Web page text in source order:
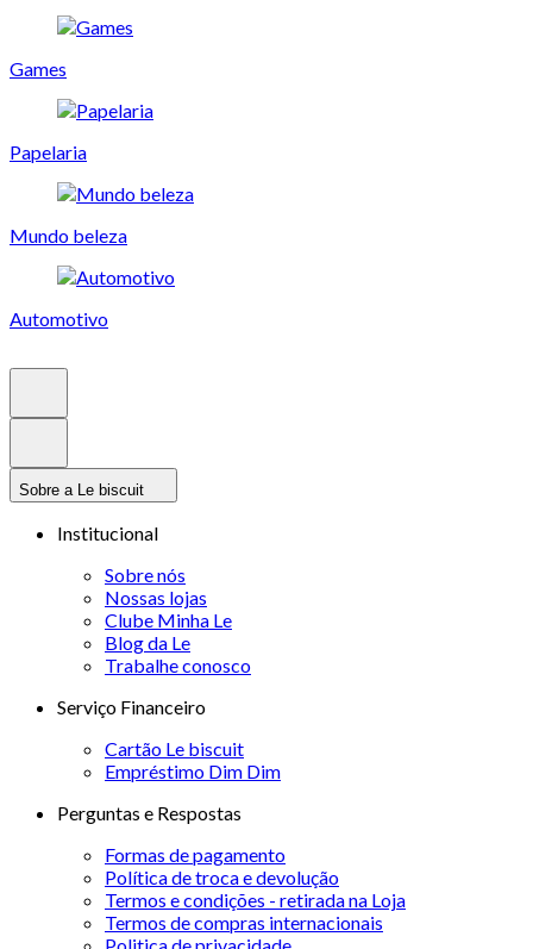
Games
Papelaria
Mundo beleza
Automotivo
Sobre a Le biscuit
Institucional
Sobre nós
Nossas lojas
Clube Minha Le
Blog da Le
Trabalhe conosco
Serviço Financeiro
Cartão Le biscuit
Empréstimo Dim Dim
Perguntas e Respostas
Formas de pagamento
Política de troca e devolução
Termos e condições - retirada na Loja
Termos de compras internacionais